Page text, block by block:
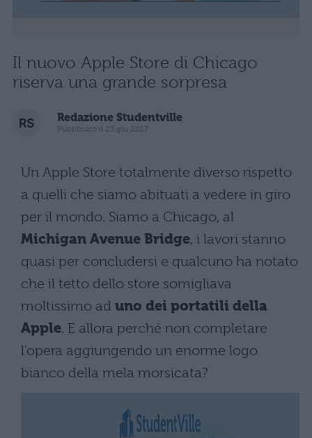
Il nuovo Apple Store di Chicago
riserva una grande sorpresa
Redazione Studentville
Pubblicato il 23 giu 2017
Un Apple Store totalmente diverso rispetto
a quelli che siamo abituati a vedere in giro
per il mondo. Siamo a Chicago, al
Michigan Avenue Bridge, i lavori stanno
quasi per concludersi e qualcuno ha notato
che il tetto dello store somigliava
moltissimo ad uno dei portatili della
Apple. E allora perché non completare
l’opera aggiungendo un enorme logo
bianco della mela morsicata?